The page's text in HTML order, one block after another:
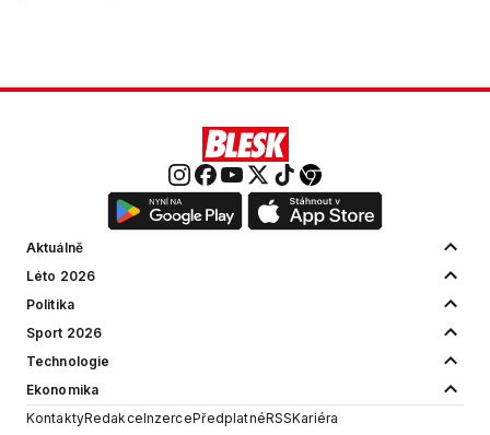
Aktuálně
Léto 2026
Politika
Sport 2026
Technologie
Ekonomika
KontaktyRedakceInzercePředplatnéRSSKariéra